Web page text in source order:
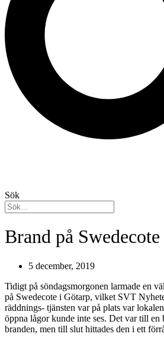
Sök
Brand på
5 december, 2019
Tidigt på söndagsmorgonen larmade en
på Swedecote i Götarp, vilket SVT
räddnings- tjänsten var på plats var
öppna lågor kunde inte ses. Det var till en
branden, men till slut hittades den i ett